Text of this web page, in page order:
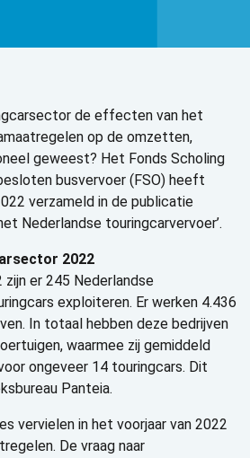
de effecten van het
op de omzetten,
geweest? Het Fonds Scholing
busvervoer (FSO) heeft
verzameld in de publicatie
Nederlandse touringcarvervoer’.
2022
er 245 Nederlandse
exploiteren. Er werken 4.436
In totaal hebben deze bedrijven
waarmee zij gemiddeld
ongeveer 14 touringcars. Dit
Panteia.
vervielen in het voorjaar van 2022
De vraag naar